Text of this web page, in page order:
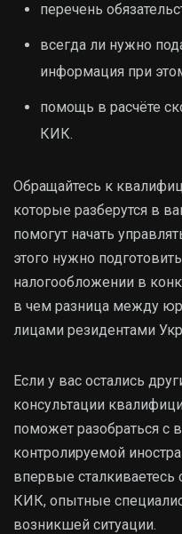
перечень
всегда ли нужно
информация при
помощь в расчёте
КИК.
Обращайтесь к
которые разберутся в
помогут начать
этого нужно
налогообложении в
в чем разница между
лицами резидентами
Если у вас остались
консультации
поможет разобраться с
контролируемой
впервые
КИК, опытные
возникшей ситуации.